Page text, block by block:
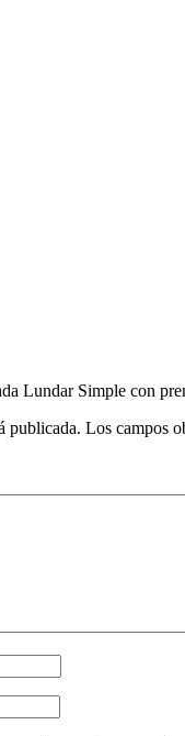
Lundar Simple con
publicada. Los campos